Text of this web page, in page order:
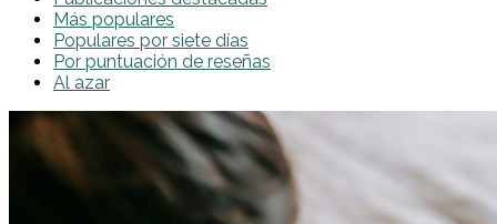
Más populares
Populares por siete días
Por puntuación de reseñas
Al azar